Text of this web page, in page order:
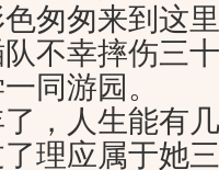
匆匆来到这
不幸摔伤三
同游园。
，人生能有
理应属于她